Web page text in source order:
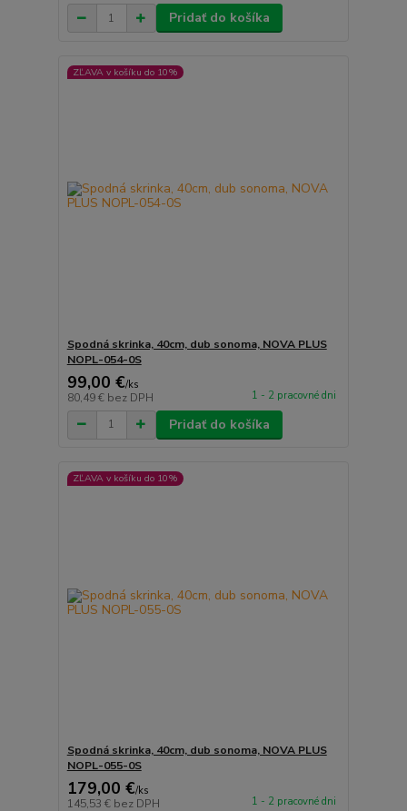
Pridať do košíka
ZĽAVA v košíku do 10%
Spodná skrinka, 40cm, dub sonoma, NOVA PLUS
NOPL-054-0S
99,00 €/ks
80,49 € bez DPH 1 - 2 pracovné dni
Pridať do košíka
ZĽAVA v košíku do 10%
Spodná skrinka, 40cm, dub sonoma, NOVA PLUS
NOPL-055-0S
179,00 €/ks
145,53 € bez DPH 1 - 2 pracovné dni